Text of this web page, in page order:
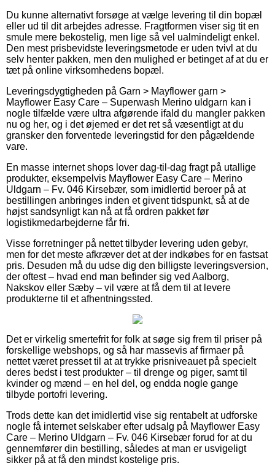
Du kunne alternativt forsøge at vælge levering til din bopæl
eller ud til dit arbejdes adresse. Fragtformen viser sig tit en
smule mere bekostelig, men lige så vel ualmindeligt enkel.
Den mest prisbevidste leveringsmetode er uden tvivl at du
selv henter pakken, men den mulighed er betinget af at du er
tæt på online virksomhedens bopæl.
Leveringsdygtigheden på Garn > Mayflower garn >
Mayflower Easy Care – Superwash Merino uldgarn kan i
nogle tilfælde være ultra afgørende ifald du mangler pakken
nu og her, og i det øjemed er det ret så væsentligt at du
gransker den forventede leveringstid for den pågældende
vare.
En masse internet shops lover dag-til-dag fragt på utallige
produkter, eksempelvis Mayflower Easy Care – Merino
Uldgarn – Fv. 046 Kirsebær, som imidlertid beroer på at
bestillingen anbringes inden et givent tidspunkt, så at de
højst sandsynligt kan nå at få ordren pakket før
logistikmedarbejderne får fri.
Visse forretninger på nettet tilbyder levering uden gebyr,
men for det meste afkræver det at der indkøbes for en fastsat
pris. Desuden må du udse dig den billigste leveringsversion,
der oftest – hvad end man befinder sig ved Aalborg,
Nakskov eller Sæby – vil være at få dem til at levere
produkterne til et afhentningssted.
Det er virkelig smertefrit for folk at søge sig frem til priser på
forskellige webshops, og så har massevis af firmaer på
nettet været presset til at at trykke prisniveauet på specielt
deres bedst i test produkter – til drenge og piger, samt til
kvinder og mænd – en hel del, og endda nogle gange
tilbyde portofri levering.
Trods dette kan det imidlertid vise sig rentabelt at udforske
nogle få internet selskaber efter udsalg på Mayflower Easy
Care – Merino Uldgarn – Fv. 046 Kirsebær forud for at du
gennemfører din bestilling, således at man er usvigeligt
sikker på at få den mindst kostelige pris.